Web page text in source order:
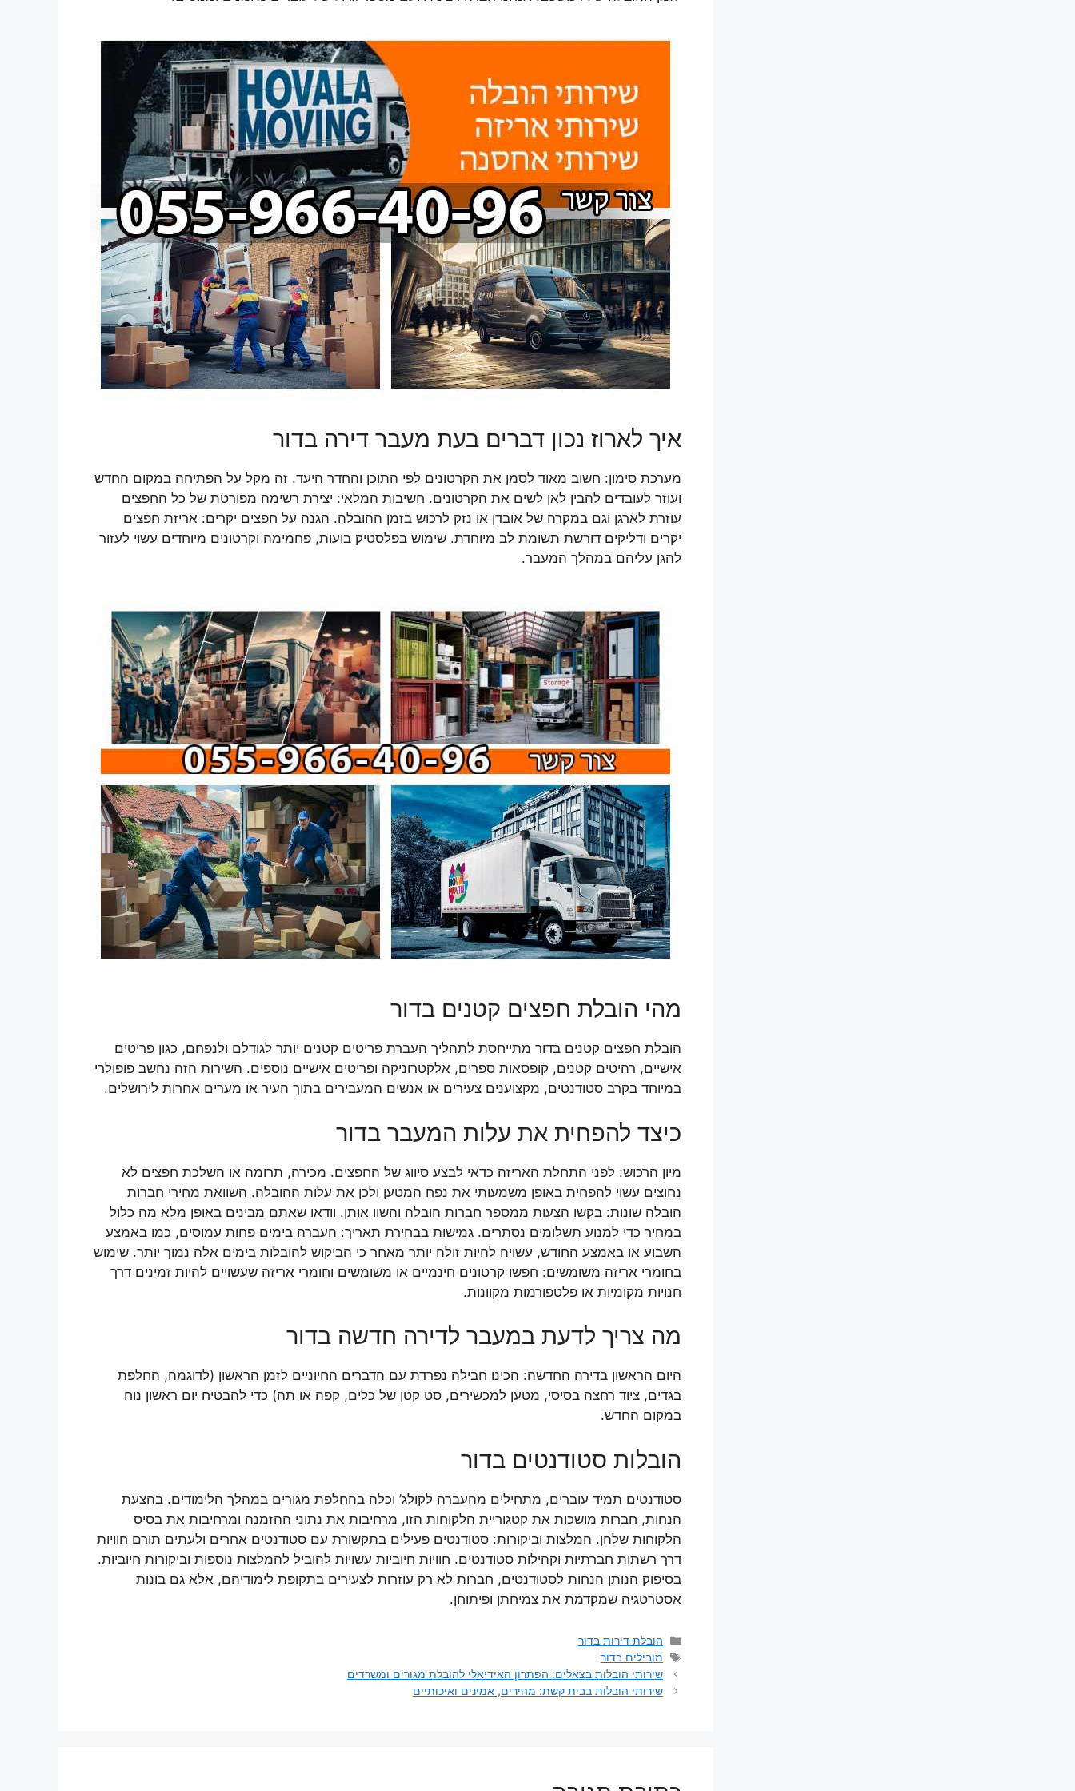
איך לארוז נכון דברים בעת מעבר דירה בדור
מערכת סימון: חשוב מאוד לסמן את הקרטונים לפי התוכן והחדר היעד. זה מקל על הפתיחה במקום החדש
ועוזר לעובדים להבין לאן לשים את הקרטונים. חשיבות המלאי: יצירת רשימה מפורטת של כל החפצים
עוזרת לארגן וגם במקרה של אובדן או נזק לרכוש בזמן ההובלה. הגנה על חפצים יקרים: אריזת חפצים
יקרים ודליקים דורשת תשומת לב מיוחדת. שימוש בפלסטיק בועות, פחמימה וקרטונים מיוחדים עשוי לעזור
להגן עליהם במהלך המעבר.
מהי הובלת חפצים קטנים בדור
הובלת חפצים קטנים בדור מתייחסת לתהליך העברת פריטים קטנים יותר לגודלם ולנפחם, כגון פריטים
אישיים, רהיטים קטנים, קופסאות ספרים, אלקטרוניקה ופריטים אישיים נוספים. השירות הזה נחשב פופולרי
במיוחד בקרב סטודנטים, מקצוענים צעירים או אנשים המעבירים בתוך העיר או מערים אחרות לירושלים.
כיצד להפחית את עלות המעבר בדור
מיון הרכוש: לפני התחלת האריזה כדאי לבצע סיווג של החפצים. מכירה, תרומה או השלכת חפצים לא
נחוצים עשוי להפחית באופן משמעותי את נפח המטען ולכן את עלות ההובלה. השוואת מחירי חברות
הובלה שונות: בקשו הצעות ממספר חברות הובלה והשוו אותן. וודאו שאתם מבינים באופן מלא מה כלול
במחיר כדי למנוע תשלומים נסתרים. גמישות בבחירת תאריך: העברה בימים פחות עמוסים, כמו באמצע
השבוע או באמצע החודש, עשויה להיות זולה יותר מאחר כי הביקוש להובלות בימים אלה נמוך יותר. שימוש
בחומרי אריזה משומשים: חפשו קרטונים חינמיים או משומשים וחומרי אריזה שעשויים להיות זמינים דרך
חנויות מקומיות או פלטפורמות מקוונות.
מה צריך לדעת במעבר לדירה חדשה בדור
היום הראשון בדירה החדשה: הכינו חבילה נפרדת עם הדברים החיוניים לזמן הראשון (לדוגמה, החלפת
בגדים, ציוד רחצה בסיסי, מטען למכשירים, סט קטן של כלים, קפה או תה) כדי להבטיח יום ראשון נוח
במקום החדש.
הובלות סטודנטים בדור
סטודנטים תמיד עוברים, מתחילים מהעברה לקולג’ וכלה בהחלפת מגורים במהלך הלימודים. בהצעת
הנחות, חברות מושכות את קטגוריית הלקוחות הזו, מרחיבות את נתוני ההזמנה ומרחיבות את בסיס
הלקוחות שלהן. המלצות וביקורות: סטודנטים פעילים בתקשורת עם סטודנטים אחרים ולעתים תורם חוויות
דרך רשתות חברתיות וקהילות סטודנטים. חוויות חיוביות עשויות להוביל להמלצות נוספות וביקורות חיוביות.
בסיפוק הנותן הנחות לסטודנטים, חברות לא רק עוזרות לצעירים בתקופת לימודיהם, אלא גם בונות
אסטרטגיה שמקדמת את צמיחתן ופיתוחן.
קטגוריות
הובלת דירות בדור
תגיות
מובילים בדור
שירותי הובלות בצאלים: הפתרון האידיאלי להובלת מגורים ומשרדים
שירותי הובלות בבית קשת: מהירים, אמינים ואיכותיים